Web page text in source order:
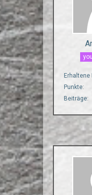
Erhaltene
Punkte
Beiträge